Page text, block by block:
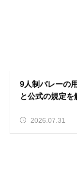
9人制バレーの
と公式の規定を
2026.07.31